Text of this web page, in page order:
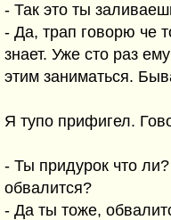
- Так это ты
- Да, трап говорю че
знает. Уже сто раз
этим заниматься.
Я тупо прифигел.
- Ты придурок что
обвалится?
- Да ты тоже,